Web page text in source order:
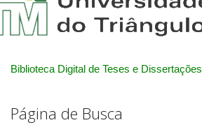
Biblioteca Digital de Teses e Dissertações
Página de Busca